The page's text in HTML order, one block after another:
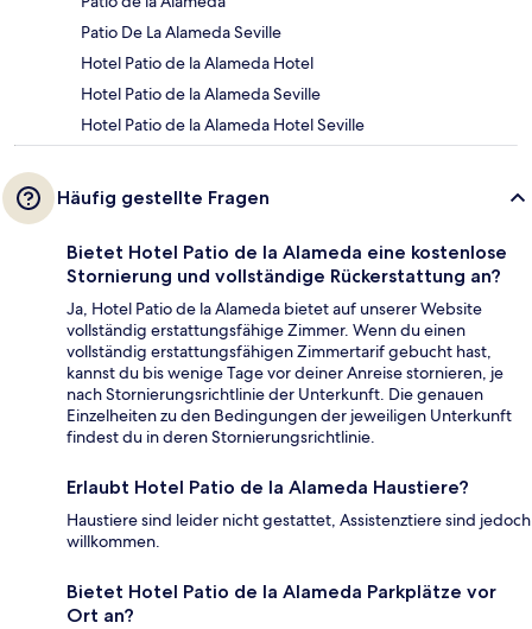
Patio De La Alameda Seville
Hotel Patio de la Alameda Hotel
Hotel Patio de la Alameda Seville
Hotel Patio de la Alameda Hotel Seville
Häufig gestellte Fragen
Bietet Hotel Patio de la Alameda eine kostenlose
Stornierung und vollständige Rückerstattung an?
Ja, Hotel Patio de la Alameda bietet auf unserer Website
vollständig erstattungsfähige Zimmer. Wenn du einen
vollständig erstattungsfähigen Zimmertarif gebucht hast,
kannst du bis wenige Tage vor deiner Anreise stornieren, je
nach Stornierungsrichtlinie der Unterkunft. Die genauen
Einzelheiten zu den Bedingungen der jeweiligen Unterkunft
findest du in deren Stornierungsrichtlinie.
Erlaubt Hotel Patio de la Alameda Haustiere?
Haustiere sind leider nicht gestattet, Assistenztiere sind jedoch
willkommen.
Bietet Hotel Patio de la Alameda Parkplätze vor
Ort an?